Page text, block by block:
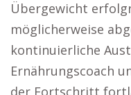
Übergewicht
möglicherweise
kontinuierliche
Ernährungscoach
der Fortschritt